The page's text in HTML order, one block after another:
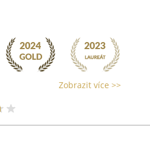
Zobrazit více >>